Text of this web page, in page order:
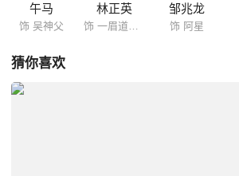
午马
饰 吴神父
林正英 邹兆龙
饰 阿星
猜你喜欢